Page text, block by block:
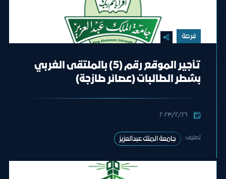
فرصة
تأجير الموقع رقم (5) بالملتقى الغربي
بشطر الطالبات (عصائر طازجة)
٢٦‏/٢‏/٢٠٢٣
تصنيف: جامعة الملك عبدالعزيز